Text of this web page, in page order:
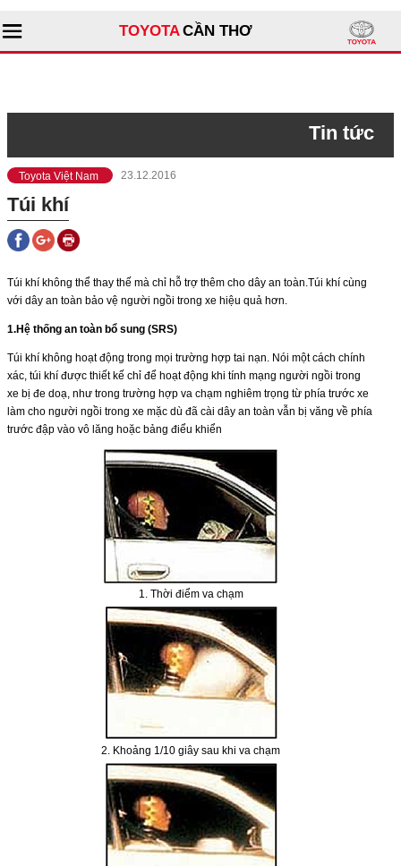
TOYOTACẦN THƠ
Sản phẩm
Dịch vụ
Tư vấn
Tin tức
Toyota Việt Nam 23.12.2016
Túi khí
Túi khí không thể thay thế mà chỉ hỗ trợ thêm cho dây an toàn.Túi khí cùng
với dây an toàn bảo vệ người ngồi trong xe hiệu quả hơn.
1.Hệ thống an toàn bổ sung (SRS)
Túi khí không hoạt động trong mọi trường hợp tai nạn. Nói một cách chính
xác, túi khí được thiết kế chỉ để hoạt động khi tính mạng người ngồi trong
xe bị đe doạ, như trong trường hợp va chạm nghiêm trọng từ phía trước xe
làm cho người ngồi trong xe mặc dù đã cài dây an toàn vẫn bị văng về phía
trước đập vào vô lăng hoặc bảng điểu khiển
1. Thời điểm va chạm
2. Khoảng 1/10 giây sau khi va chạm